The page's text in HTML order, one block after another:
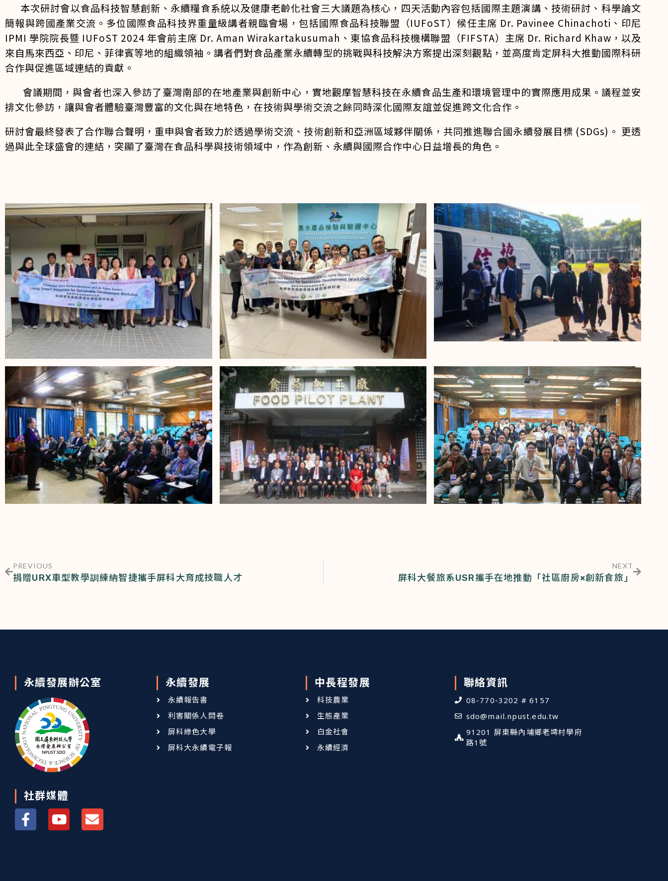
本次研討會以食品科技智慧創新、永續糧食系統以及健康老齡化社會三大議題為核心，四天活動內容包括國際主題演講、技術研討、科學論文
簡報與跨國產業交流。多位國際食品科技界重量級講者親臨會場，包括國際食品科技聯盟（IUFoST）候任主席 Dr. Pavinee Chinachoti、印尼
IPMI 學院院長暨 IUFoST 2024 年會前主席 Dr. Aman Wirakartakusumah、東協食品科技機構聯盟（FIFSTA）主席 Dr. Richard Khaw，以及
來自馬來西亞、印尼、菲律賓等地的組織領袖。講者們對食品產業永續轉型的挑戰與科技解決方案提出深刻觀點，並高度肯定屏科大推動國際科研
合作與促進區域連結的貢獻。
會議期間，與會者也深入參訪了臺灣南部的在地產業與創新中心，實地觀摩智慧科技在永續食品生產和環境管理中的實際應用成果。議程並安
排文化參訪，讓與會者體驗臺灣豐富的文化與在地特色，在技術與學術交流之餘同時深化國際友誼並促進跨文化合作。
研討會最終發表了合作聯合聲明，重申與會者致力於透過學術交流、技術創新和亞洲區域夥伴關係，共同推進聯合國永續發展目標 (SDGs)。 更透
過與此全球盛會的連結，突顯了臺灣在食品科學與技術領域中，作為創新、永續與國際合作中心日益增長的角色。
PREVIOUS
捐贈URX車型教學訓練納智捷攜手屏科大育成技職人才
NEXT
屏科大餐旅系USR攜手在地推動「社區廚房×創新食旅」
永續發展辦公室
社群媒體
永續發展
永續報告書
利害關係人問卷
屏科綠色大學
屏科大永續電子報
中長程發展
科技農業
生態產業
白金社會
永續經濟
聯絡資訊
08-770-3202 # 6157
sdo@mail.npust.edu.tw
91201 屏東縣內埔鄉老埤村學府
路1號